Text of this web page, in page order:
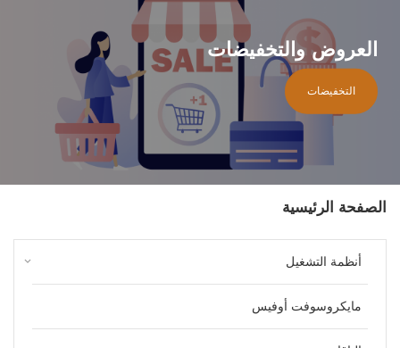
الصفحة الرئيسية
أنظمة التشغيل keyboard_arrow_down
مايكروسوفت أوفيس
العروض والتخفيضات
التخفيضات